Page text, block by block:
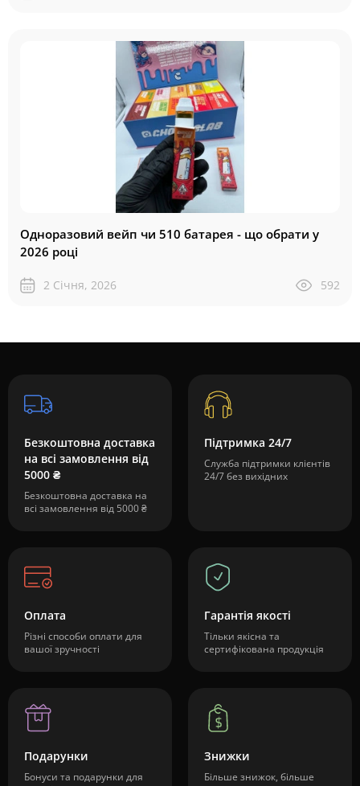
Одноразовий вейп чи 510 батарея - що обрати у
2026 році
2 Січня, 2026 592
Безкоштовна доставка
на всі замовлення від
5000 ₴
Безкоштовна доставка на
всі замовлення від 5000 ₴
Підтримка 24/7
Служба підтримки клієнтів
24/7 без вихідних
Оплата
Різні способи оплати для
вашої зручності
Гарантія якості
Тільки якісна та
сертифікована продукція
Подарунки
Бонуси та подарунки для
Знижки
Більше знижок, більше